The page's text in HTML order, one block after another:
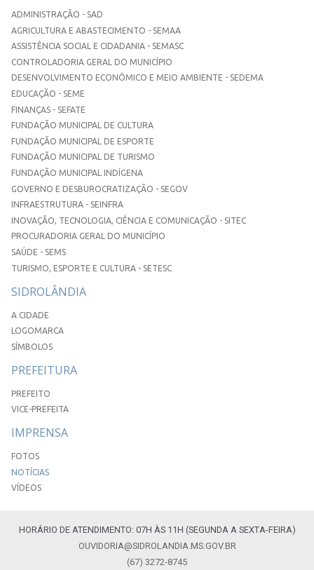
ADMINISTRAÇÃO - SAD
AGRICULTURA E ABASTECIMENTO - SEMAA
ASSISTÊNCIA SOCIAL E CIDADANIA - SEMASC
CONTROLADORIA GERAL DO MUNICÍPIO
DESENVOLVIMENTO ECONÔMICO E MEIO AMBIENTE - SEDEMA
EDUCAÇÃO - SEME
FINANÇAS - SEFATE
FUNDAÇÃO MUNICIPAL DE CULTURA
FUNDAÇÃO MUNICIPAL DE ESPORTE
FUNDAÇÃO MUNICIPAL DE TURISMO
FUNDAÇÃO MUNICIPAL INDÍGENA
GOVERNO E DESBUROCRATIZAÇÃO - SEGOV
INFRAESTRUTURA - SEINFRA
INOVAÇÃO, TECNOLOGIA, CIÊNCIA E COMUNICAÇÃO - SITEC
PROCURADORIA GERAL DO MUNICÍPIO
SAÚDE - SEMS
TURISMO, ESPORTE E CULTURA - SETESC
SIDROLÂNDIA
A CIDADE
LOGOMARCA
SÍMBOLOS
PREFEITURA
PREFEITO
VICE-PREFEITA
IMPRENSA
FOTOS
NOTÍCIAS
VÍDEOS
HORÁRIO DE ATENDIMENTO: 07H ÀS 11H (SEGUNDA A SEXTA-FEIRA)
OUVIDORIA@SIDROLANDIA.MS.GOV.BR
(67) 3272-8745